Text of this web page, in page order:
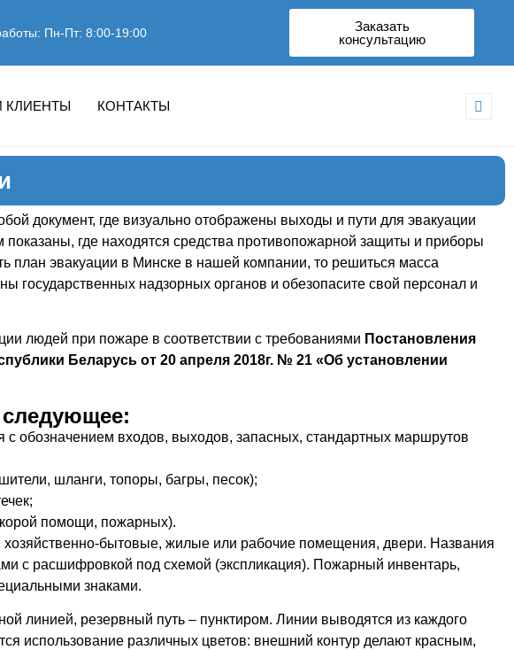
Пн-Пт: 8:00-19:00
Заказать
консультацию
КЛИЕНТЫ КОНТАКТЫ
документ, где визуально отображены выходы и пути для эвакуации
где находятся средства противопожарной защиты и приборы
план эвакуации в Минске в нашей компании, то решиться масса
государственных надзорных органов и обезопасите свой персонал и
людей при пожаре в соответствии с требованиями Постановления
Беларусь от 20 апреля 2018г. № 21 «Об установлении
следующее:
обозначением входов, выходов, запасных, стандартных маршрутов
шланги, топоры, багры, песок);
помощи, пожарных).
бытовые, жилые или рабочие помещения, двери. Названия
с расшифровкой под схемой (экспликация). Пожарный инвентарь,
знаками.
линией, резервный путь ‒ пунктиром. Линии выводятся из каждого
использование различных цветов: внешний контур делают красным,